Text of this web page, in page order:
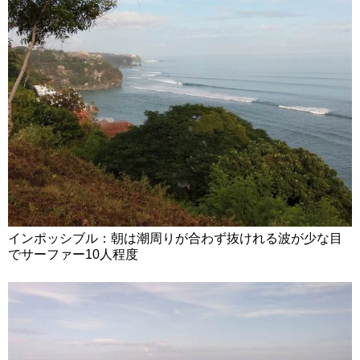
インポッシブル：朝は潮周りが合わず抜けれる波が少な目
でサーファー10人程度